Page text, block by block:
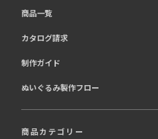
商品一覧
カタログ請求
制作ガイド
ぬいぐるみ製作フロー
商品カテゴリー